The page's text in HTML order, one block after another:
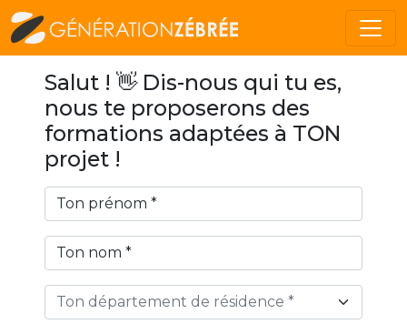
Salut ! 👋 Dis-nous qui tu es,
nous te proposerons des
formations adaptées à TON
projet !
Ton département de résidence *